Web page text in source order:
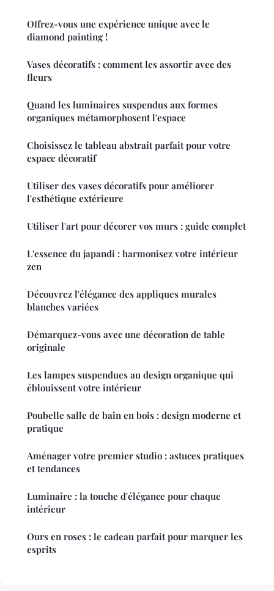
Offrez-vous une expérience unique avec le
diamond painting !
Vases décoratifs : comment les assortir avec des
fleurs
Quand les luminaires suspendus aux formes
organiques métamorphosent l'espace
Choisissez le tableau abstrait parfait pour votre
espace décoratif
Utiliser des vases décoratifs pour améliorer
l'esthétique extérieure
Utiliser l'art pour décorer vos murs : guide complet
L'essence du japandi : harmonisez votre intérieur
zen
Découvrez l'élégance des appliques murales
blanches variées
Démarquez-vous avec une décoration de table
originale
Les lampes suspendues au design organique qui
éblouissent votre intérieur
Poubelle salle de bain en bois : design moderne et
pratique
Aménager votre premier studio : astuces pratiques
et tendances
Luminaire : la touche d'élégance pour chaque
intérieur
Ours en roses : le cadeau parfait pour marquer les
esprits